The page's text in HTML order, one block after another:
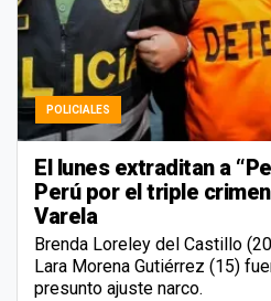
POLICIALES
El lunes extraditan a
Perú por el triple
Varela
Brenda Loreley del Castillo
Lara Morena Gutiérrez (15)
presunto ajuste narco.